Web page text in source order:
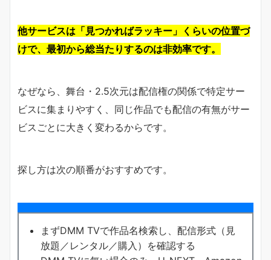
他サービスは「見つかればラッキー」くらいの位置づ
けで、最初から総当たりするのは非効率です。
なぜなら、舞台・2.5次元は配信権の関係で特定サー
ビスに集まりやすく、同じ作品でも配信の有無がサー
ビスごとに大きく変わるからです。
探し方は次の順番がおすすめです。
まずDMM TVで作品名検索し、配信形式（見
放題／レンタル／購入）を確認する